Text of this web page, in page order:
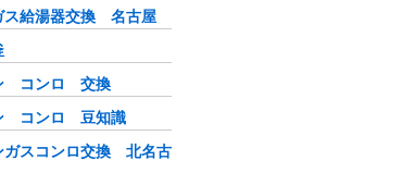
ス給湯器交換 名古屋
コンロ 交換
コンロ 豆知識
ガスコンロ交換 北名古